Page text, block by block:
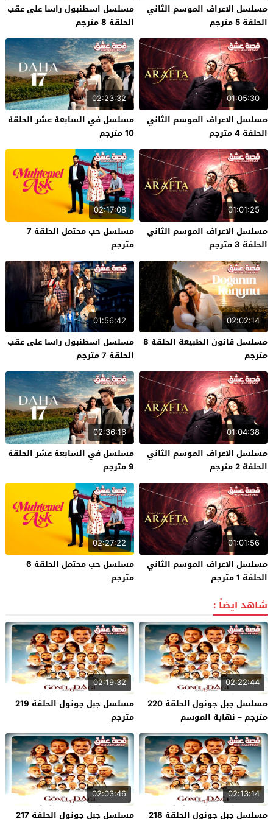
مسلسل الاعراف الموسم الثاني
الحلقة 5 مترجم
مسلسل اسطنبول راسا على عقب
الحلقة 8 مترجم
01:05:30
مسلسل الاعراف الموسم الثاني
الحلقة 4 مترجم
02:23:32
مسلسل في السابعة عشر الحلقة
10 مترجم
01:01:25
مسلسل الاعراف الموسم الثاني
الحلقة 3 مترجم
02:17:08
مسلسل حب محتمل الحلقة 7
مترجم
02:02:14
مسلسل قانون الطبيعة الحلقة 8
مترجم
01:56:42
مسلسل اسطنبول راسا على عقب
الحلقة 7 مترجم
01:04:38
مسلسل الاعراف الموسم الثاني
الحلقة 2 مترجم
02:36:16
مسلسل في السابعة عشر الحلقة
9 مترجم
01:01:56
مسلسل الاعراف الموسم الثاني
الحلقة 1 مترجم
02:27:22
مسلسل حب محتمل الحلقة 6
مترجم
شاهد ايضاً :
02:22:44
مسلسل جبل جونول الحلقة 220
مترجم – نهاية الموسم
02:19:32
مسلسل جبل جونول الحلقة 219
مترجم
02:13:14
مسلسل جبل جونول الحلقة 218
02:03:46
مسلسل جبل جونول الحلقة 217